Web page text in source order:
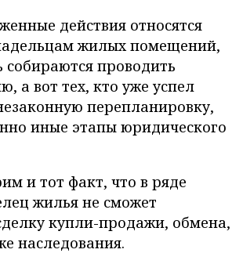
действия относятся
жилых помещений,
проводить
а вот тех, кто уже успел
перепланировку,
иные этапы юридического
и тот факт, что в ряде
жилья не сможет
купли-продажи, обмена,
наследования.